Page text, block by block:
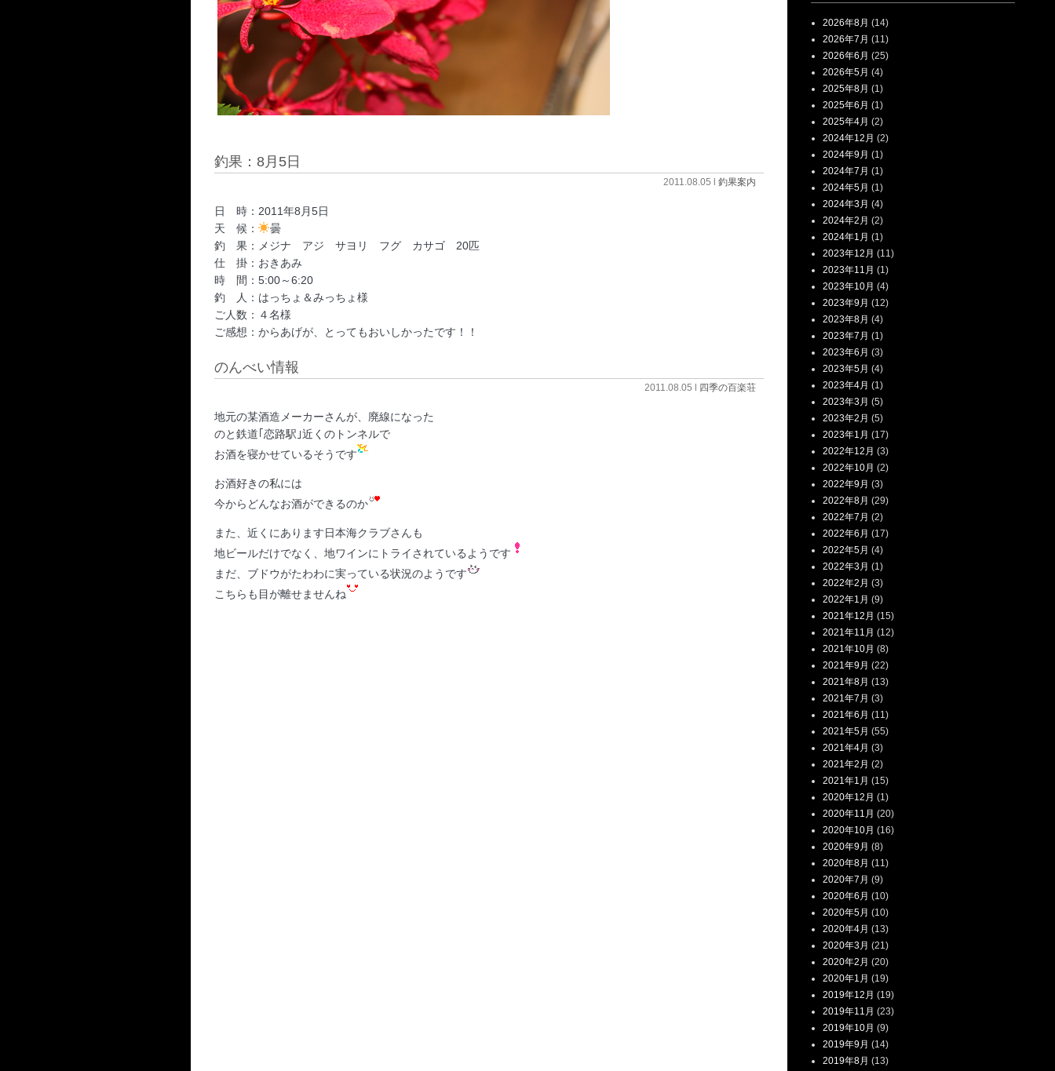
釣果：8月5日
2011.08.05 l 釣果案内
日 時：2011年8月5日
天 候：
曇
釣 果：メジナ アジ サヨリ フグ カサゴ 20匹
仕 掛：おきあみ
時 間：5:00～6:20
釣 人：はっちょ＆みっちょ様
ご人数：４名様
ご感想：からあげが、とってもおいしかったです！！
のんべい情報
2011.08.05 l 四季の百楽荘
地元の某酒造メーカーさんが、廃線になった
のと鉄道｢恋路駅｣近くのトンネルで
お酒を寝かせているそうです
お酒好きの私には
今からどんなお酒ができるのか
また、近くにあります日本海クラブさんも
地ビールだけでなく、地ワインにトライされているようです
まだ、ブドウがたわわに実っている状況のようです
こちらも目が離せませんね
2026年8月 (14)
2026年7月 (11)
2026年6月 (25)
2026年5月 (4)
2025年8月 (1)
2025年6月 (1)
2025年4月 (2)
2024年12月 (2)
2024年9月 (1)
2024年7月 (1)
2024年5月 (1)
2024年3月 (4)
2024年2月 (2)
2024年1月 (1)
2023年12月 (11)
2023年11月 (1)
2023年10月 (4)
2023年9月 (12)
2023年8月 (4)
2023年7月 (1)
2023年6月 (3)
2023年5月 (4)
2023年4月 (1)
2023年3月 (5)
2023年2月 (5)
2023年1月 (17)
2022年12月 (3)
2022年10月 (2)
2022年9月 (3)
2022年8月 (29)
2022年7月 (2)
2022年6月 (17)
2022年5月 (4)
2022年3月 (1)
2022年2月 (3)
2022年1月 (9)
2021年12月 (15)
2021年11月 (12)
2021年10月 (8)
2021年9月 (22)
2021年8月 (13)
2021年7月 (3)
2021年6月 (11)
2021年5月 (55)
2021年4月 (3)
2021年2月 (2)
2021年1月 (15)
2020年12月 (1)
2020年11月 (20)
2020年10月 (16)
2020年9月 (8)
2020年8月 (11)
2020年7月 (9)
2020年6月 (10)
2020年5月 (10)
2020年4月 (13)
2020年3月 (21)
2020年2月 (20)
2020年1月 (19)
2019年12月 (19)
2019年11月 (23)
2019年10月 (9)
2019年9月 (14)
2019年8月 (13)